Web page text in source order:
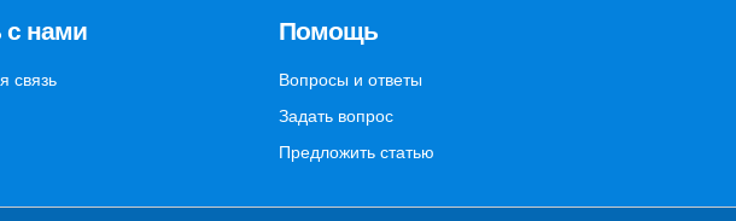
с нами
связь
Помощь
Вопросы и ответы
Задать вопрос
Предложить статью